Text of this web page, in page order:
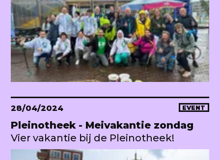
28/04/2024 EVENT
Pleinotheek - Meivakantie zondag
Vier vakantie bij de Pleinotheek!